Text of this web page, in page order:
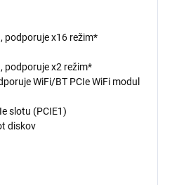
podporuje x16 režim*
podporuje x2 režim*
WiFi/BT PCIe WiFi modul
slotu (PCIE1)
diskov